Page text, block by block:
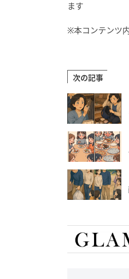
ます
※本コンテンツ
次の記事